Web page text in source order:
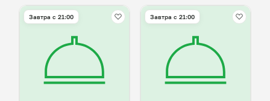
Завтра c 21:00 Завтра c 21:00